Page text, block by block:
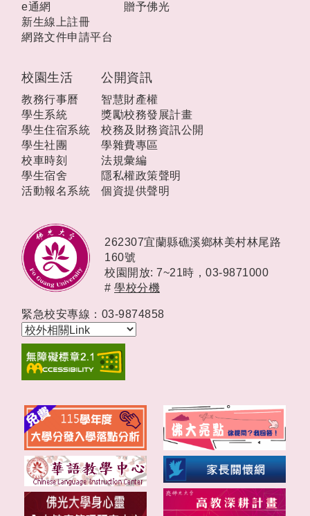
校園生活
教務行事曆
學生系統
學生住宿系統
學生社團
校車時刻
學生宿舍
活動報名系統
公開資訊
智慧財產權
獎勵校務發展計畫
校務及財務資訊公開
學雜費專區
法規彙編
隱私權政策聲明
個資提供聲明
e通網
新生線上註冊
網路文件申請平台
贈予佛光
262307宜蘭縣礁溪鄉林美村林尾路
160號
校園開放: 7~21時， 03-9871000
# 學校分機
緊急校安專線：03-9874858